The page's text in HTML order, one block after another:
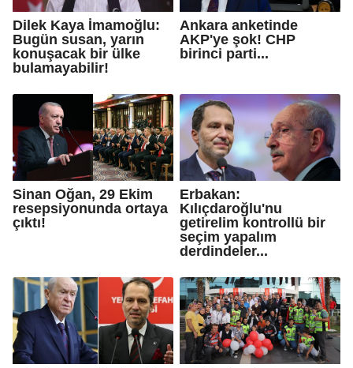
Dilek Kaya İmamoğlu:
Bugün susan, yarın
konuşacak bir ülke
bulamayabilir!
Ankara anketinde
AKP'ye şok! CHP
birinci parti...
Sinan Oğan, 29 Ekim
resepsiyonunda ortaya
çıktı!
Erbakan:
Kılıçdaroğlu'nu
getirelim kontrollü bir
seçim yapalım
derdindeler...